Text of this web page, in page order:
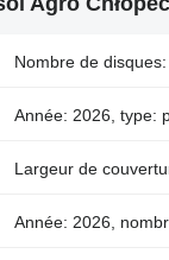
Nombre de
Année: 2026, type:
Largeur de
Année: 2026,